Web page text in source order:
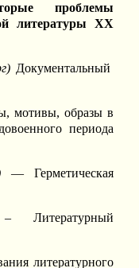
проблемы
литературы ХХ
Документальный
мотивы, образы в
периода
— Герметическая
Литературный
литературного